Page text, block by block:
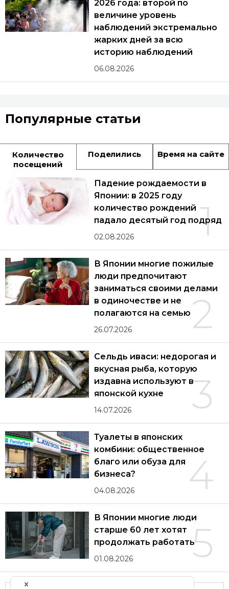
2026 года: второй по
величине уровень
наблюдений экстремально
жарких дней за всю
историю наблюдений
06.08.2026
Популярные статьи
Количество
посещений
Поделились Время на сайте
1
Падение рождаемости в
Японии: в 2025 году
количество рождений
падало десятый год подряд
02.08.2026
2
В Японии многие пожилые
люди предпочитают
заниматься своими делами
в одиночестве и не
полагаются на семью
26.07.2026
3
Сельдь иваси: недорогая и
вкусная рыба, которую
издавна используют в
японской кухне
14.07.2026
4
Туалеты в японских
комбини: общественное
благо или обуза для
бизнеса?
04.08.2026
5
В Японии многие люди
старше 60 лет хотят
продолжать работать
01.08.2026